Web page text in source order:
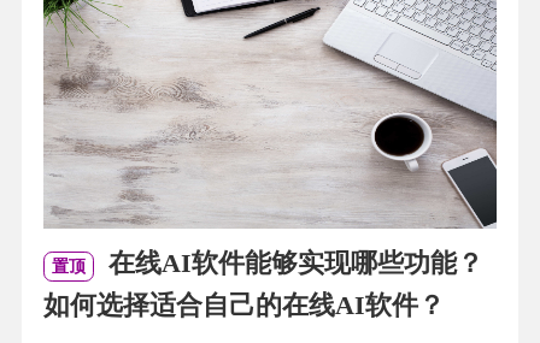
置顶
在线AI软件能够实现哪些功能？
如何选择适合自己的在线AI软件？